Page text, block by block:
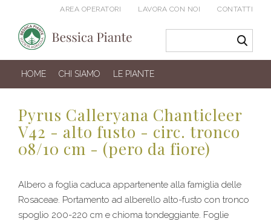
AREA OPERATORI LAVORA CON NOI CONTATTI
HOME CHI SIAMO LE PIANTE
Pyrus Calleryana Chanticleer
V42 - alto fusto - circ. tronco
08/10 cm - (pero da fiore)
Albero a foglia caduca appartenente alla famiglia delle
Rosaceae. Portamento ad alberello alto-fusto con tronco
spoglio 200-220 cm e chioma tondeggiante. Foglie